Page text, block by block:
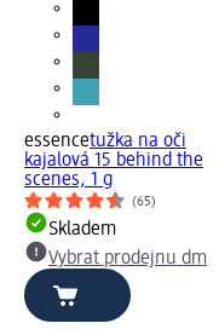
essencetužka na oči
kajalová 15 behind the
scenes, 1 g
(65)
Skladem
Vybrat prodejnu dm